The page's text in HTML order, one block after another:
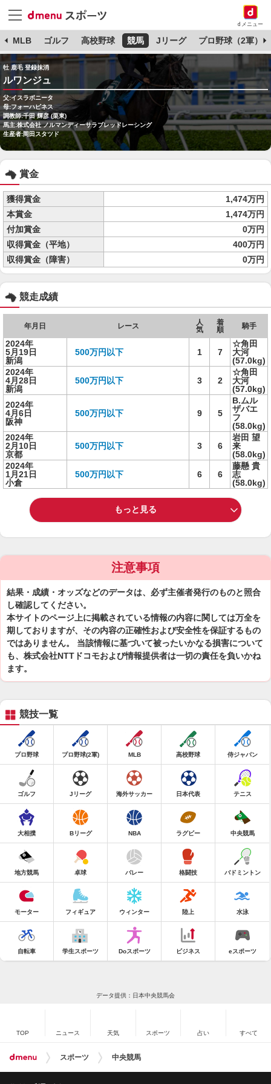
dメニュー
MLB ゴルフ 高校野球 競馬 Jリーグ プロ野球（2軍）
牡 鹿毛 登録抹消
ルワンジュ
父:イスラボニータ
母:フォーハピネス
調教師:千田 輝彦 (栗東)
馬主:株式会社 ノルマンディーサラブレッドレーシング
生産者:岡田スタツド
賞金
獲得賞金
1,474万円
本賞金
1,474万円
付加賞金
0万円
収得賞金（平地）
400万円
収得賞金（障害）
0万円
競走成績
年月日 レース
人
気
着
順
騎手
2024年
5月19日
新潟
500万円以下 1 7
☆角田
大河
(57.0kg)
2024年
4月28日
新潟
500万円以下 3 2
☆角田
大河
(57.0kg)
2024年
4月6日
阪神
500万円以下 9 5
B.ムル
ザバエ
フ
(58.0kg)
2024年
2月10日
京都
500万円以下 3 6
岩田 望
来
(58.0kg)
2024年
1月21日
小倉
500万円以下 6 6
藤懸 貴
志
(58.0kg)
もっと見る
注意事項
結果・成績・オッズなどのデータは、必ず主催者発行のものと照合
し確認してください。
本サイトのページ上に掲載されている情報の内容に関しては万全を
期しておりますが、その内容の正確性および安全性を保証するもの
ではありません。 当該情報に基づいて被ったいかなる損害について
も、株式会社NTTドコモおよび情報提供者は一切の責任を負いかね
ます。
競技一覧
プロ野球 プロ野球(2軍) MLB 高校野球 侍ジャパン
ゴルフ Jリーグ 海外サッカー 日本代表 テニス
大相撲 Bリーグ NBA ラグビー 中央競馬
地方競馬 卓球 バレー 格闘技 バドミントン
モーター フィギュア ウィンター 陸上 水泳
自転車 学生スポーツ Doスポーツ ビジネス eスポーツ
データ提供：日本中央競馬会
TOP ニュース 天気 スポーツ 占い すべて
スポーツ 中央競馬